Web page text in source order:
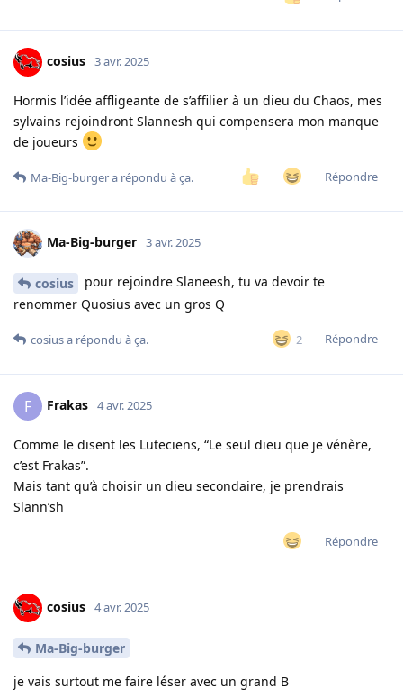
cosius 3 avr. 2025
Hormis l’idée affligeante de s’affilier à un dieu du Chaos, mes
sylvains rejoindront Slannesh qui compensera mon manque
de joueurs
Répondre
Ma-Big-burgera répondu à ça.
Ma-Big-burger 3 avr. 2025
cosius
pour rejoindre Slaneesh, tu va devoir te
renommer Quosius avec un gros Q
2 Répondre
cosiusa répondu à ça.
F Frakas 4 avr. 2025
Comme le disent les Luteciens, “Le seul dieu que je vénère,
c’est Frakas”.
Mais tant qu’à choisir un dieu secondaire, je prendrais
Slann’sh
Répondre
cosius 4 avr. 2025
Ma-Big-burger
je vais surtout me faire léser avec un grand B